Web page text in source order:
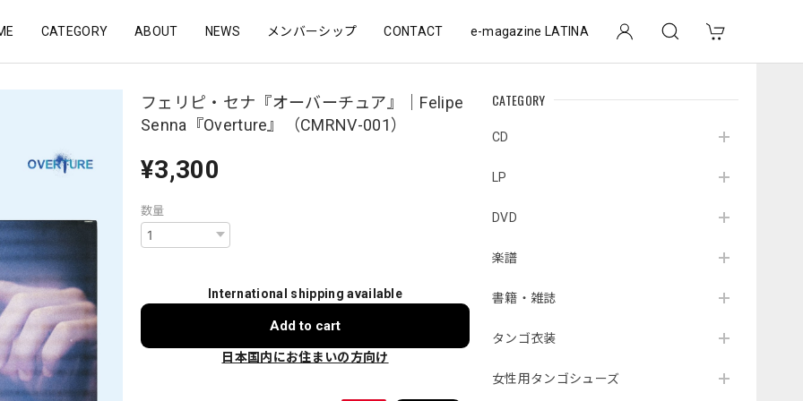
CATEGORY ABOUT NEWS メンバーシップ CONTACT e-magazine LATINA
CATEGORY
CD
LP
DVD
楽譜
書籍・雑誌
タンゴ衣装
女性用タンゴシューズ
フェリピ・セナ『オーバーチュア』｜Felipe
Senna『Overture』（CMRNV-001）
¥3,300
数量
International shipping available
Add to cart
日本国内にお住まいの方向け